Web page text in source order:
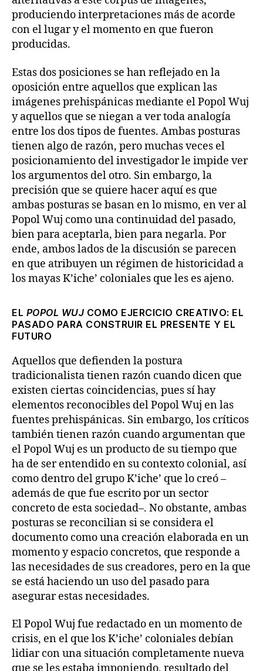
produciendo interpretaciones más de acorde
con el lugar y el momento en que fueron
producidas.
Estas dos posiciones se han reflejado en la
oposición entre aquellos que explican las
imágenes prehispánicas mediante el Popol Wuj
y aquellos que se niegan a ver toda analogía
entre los dos tipos de fuentes. Ambas posturas
tienen algo de razón, pero muchas veces el
posicionamiento del investigador le impide ver
los argumentos del otro. Sin embargo, la
precisión que se quiere hacer aquí es que
ambas posturas se basan en lo mismo, en ver al
Popol Wuj como una continuidad del pasado,
bien para aceptarla, bien para negarla. Por
ende, ambos lados de la discusión se parecen
en que atribuyen un régimen de historicidad a
los mayas K’iche’ coloniales que les es ajeno.
EL POPOL WUJ COMO EJERCICIO CREATIVO: EL
PASADO PARA CONSTRUIR EL PRESENTE Y EL
FUTURO
Aquellos que defienden la postura
tradicionalista tienen razón cuando dicen que
existen ciertas coincidencias, pues sí hay
elementos reconocibles del Popol Wuj en las
fuentes prehispánicas. Sin embargo, los críticos
también tienen razón cuando argumentan que
el Popol Wuj es un producto de su tiempo que
ha de ser entendido en su contexto colonial, así
como dentro del grupo K’iche’ que lo creó –
además de que fue escrito por un sector
concreto de esta sociedad–. No obstante, ambas
posturas se reconcilian si se considera el
documento como una creación elaborada en un
momento y espacio concretos, que responde a
las necesidades de sus creadores, pero en la que
se está haciendo un uso del pasado para
asegurar estas necesidades.
El Popol Wuj fue redactado en un momento de
crisis, en el que los K’iche’ coloniales debían
lidiar con una situación completamente nueva